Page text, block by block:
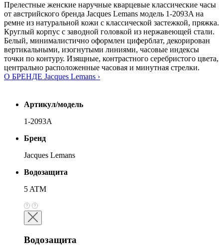
Прелестные женские наручные кварцевые классические часы
от австрийского бренда Jacques Lemans модель 1-2093A на
ремне из натуральной кожи с классической застежкой, пряжка.
Круглый корпус с заводной головкой из нержавеющей стали.
Белый, минималистично оформлен циферблат, декорирован
вертикальными, изогнутыми линиями, часовые индексы
точки по контуру. Изящные, контрастного серебристого цвета,
центрально расположенные часовая и минутная стрелки.
О БРЕНДЕ Jacques Lemans ›
Артикул/модель
1-2093A
Бренд
Jacques Lemans
Водозащита
5 ATM
Водозащита